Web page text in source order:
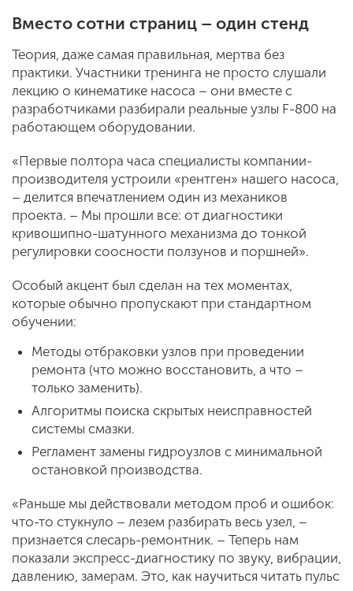
Вместо сотни страниц – один стенд
Теория, даже самая правильная, мертва без
практики. Участники тренинга не просто слушали
лекцию о кинематике насоса – они вместе с
разработчиками разбирали реальные узлы F-800 на
работающем оборудовании.
«Первые полтора часа специалисты компании-
производителя устроили «рентген» нашего насоса,
– делится впечатлением один из механиков
проекта. – Мы прошли все: от диагностики
кривошипно-шатунного механизма до тонкой
регулировки соосности ползунов и поршней».
Особый акцент был сделан на тех моментах,
которые обычно пропускают при стандартном
обучении:
Методы отбраковки узлов при проведении
ремонта (что можно восстановить, а что –
только заменить).
Алгоритмы поиска скрытых неисправностей
системы смазки.
Регламент замены гидроузлов с минимальной
остановкой производства.
«Раньше мы действовали методом проб и ошибок:
что-то стукнуло – лезем разбирать весь узел, –
признается слесарь-ремонтник. – Теперь нам
показали экспресс-диагностику по звуку, вибрации,
давлению, замерам. Это, как научиться читать пульс